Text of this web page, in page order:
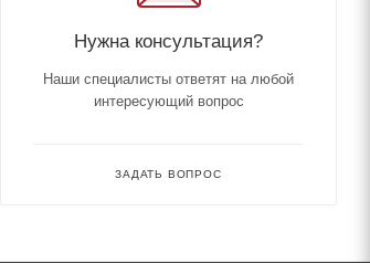
Нужна консультация?
Наши специалисты ответят на любой
интересующий вопрос
ЗАДАТЬ ВОПРОС